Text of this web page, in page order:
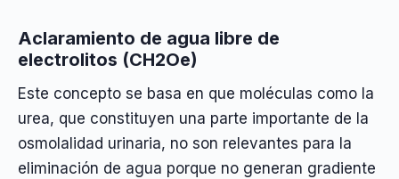
Aclaramiento de agua libre de
electrolitos (CH2Oe)
Este concepto se basa en que moléculas como la
urea, que constituyen una parte importante de la
osmolalidad urinaria, no son relevantes para la
eliminación de agua porque no generan gradiente